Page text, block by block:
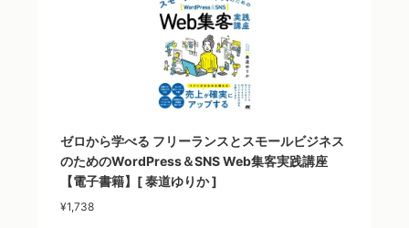
ゼロから学べる フリーランスとスモールビジネス
のためのWordPress＆SNS Web集客実践講座
【電子書籍】[ 泰道ゆりか ]
¥1,738